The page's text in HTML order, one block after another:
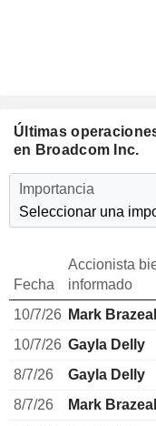
Últimas
en Broadcom Inc.
Importancia
Seleccionar una
Fecha
Accionista
informado
10/7/26 Mark Brazeal
10/7/26 Gayla Delly
8/7/26
Gayla Delly
8/7/26
Mark Brazeal